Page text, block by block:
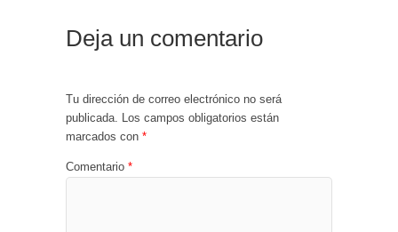
Deja un comentario
Tu dirección de correo electrónico no será
publicada.
Los campos obligatorios están
marcados con *
Comentario *